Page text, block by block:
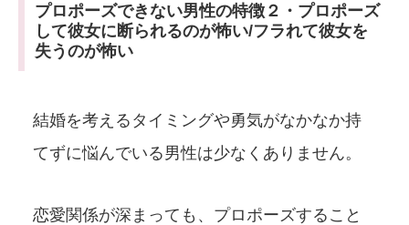
プロポーズできない男性の特徴２・プロポーズ
して彼女に断られるのが怖い/フラれて彼女を
失うのが怖い
結婚を考えるタイミングや勇気がなかなか持
てずに悩んでいる男性は少なくありません。
恋愛関係が深まっても、プロポーズすること